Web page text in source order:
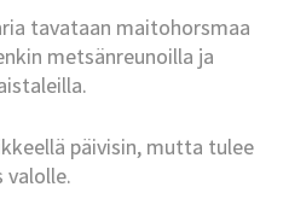
tavataan maitohorsmaa
metsänreunoilla ja
päivisin, mutta tulee
valolle.